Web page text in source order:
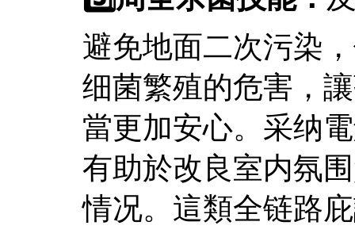
避免地面二次污染
细菌繁殖的危害，
當更加安心。采纳
有助於改良室内氛
情况。這類全链路